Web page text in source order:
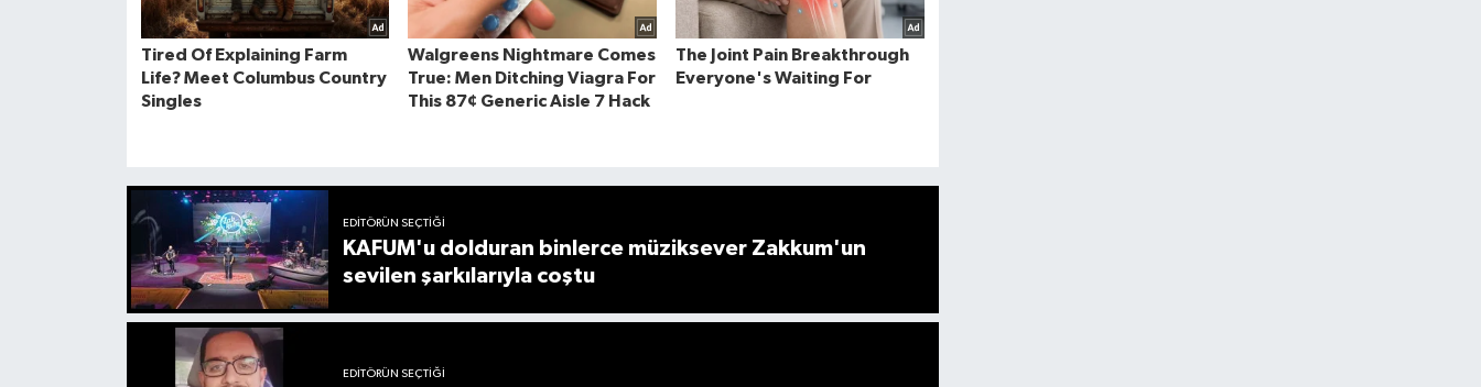
EDITÖRÜN SEÇTIĞI
KAFUM'u dolduran binlerce müziksever Zakkum'un
sevilen şarkılarıyla coştu
EDITÖRÜN SEÇTIĞI